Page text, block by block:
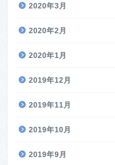
2020年3月
2020年2月
2020年1月
2019年12月
2019年11月
2019年10月
2019年9月